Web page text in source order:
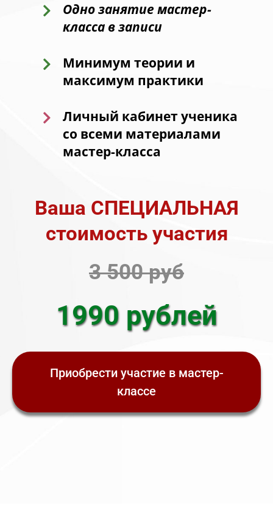
Одно занятие мастер-
класса в записи
Минимум теории и
максимум практики
Личный кабинет ученика
со всеми материалами
мастер-класса
Ваша СПЕЦИАЛЬНАЯ
стоимость участия
3 500 руб
1990 рублей
Приобрести участие в мастер-
классе